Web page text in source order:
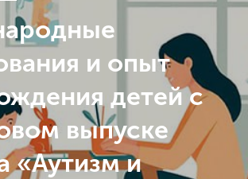
и опыт
детей с
выпуске
«Аутизм и